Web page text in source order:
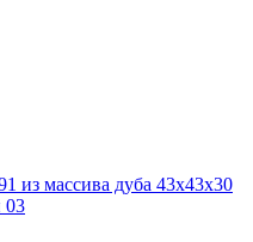
из массива дуба 43х43х30
03